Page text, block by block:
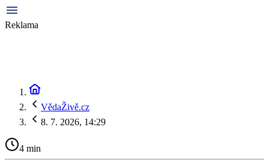
Reklama
VědaŽivě.cz
8. 7. 2026, 14:29
4 min